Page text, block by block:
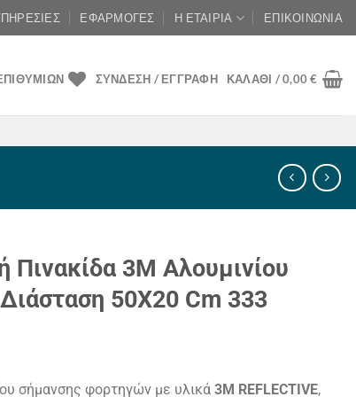
ΕΦΑΡΜΟΓΈΣ Η ΕΤΑΙΡΊΑ ΕΠΙΚΟΙΝΩΝΊΑ
ΣΎΝΔΕΣΗ / ΕΓΓΡΑΦΉ ΚΑΛΆΘΙ /0,00€
3M Αλουμινίου
50X20 Cm 333
σήμανσης φορτηγών με υλικά 3M REFLECTIVE,